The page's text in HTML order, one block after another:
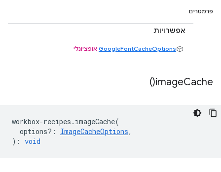
פרמטרים
אפשרויות
GoogleFontCacheOptions אופציונלי
imageCache(
)
workbox-recipes . imageCache(
options? : ImageCacheOptions,
) : void